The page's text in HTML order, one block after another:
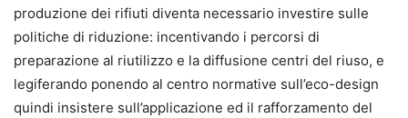
produzione dei rifiuti diventa necessario investire sulle
politiche di riduzione: incentivando i percorsi di
preparazione al riutilizzo e la diffusione centri del riuso, e
legiferando ponendo al centro normative sull’eco-design
quindi insistere sull’applicazione ed il rafforzamento del